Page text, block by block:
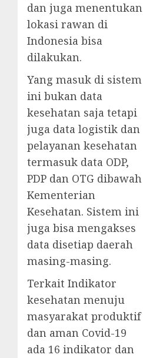
dan juga menentukan
lokasi rawan di
Indonesia bisa
dilakukan.
Yang masuk di sistem
ini bukan data
kesehatan saja tetapi
juga data logistik dan
pelayanan kesehatan
termasuk data ODP,
PDP dan OTG dibawah
Kementerian
Kesehatan. Sistem ini
juga bisa mengakses
data disetiap daerah
masing-masing.
Terkait Indikator
kesehatan menuju
masyarakat produktif
dan aman Covid-19
ada 16 indikator dan